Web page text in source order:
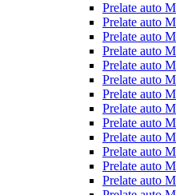
Prelate auto
Prelate auto
Prelate auto
Prelate auto
Prelate auto
Prelate auto
Prelate auto
Prelate auto
Prelate auto
Prelate auto
Prelate auto
Prelate auto
Prelate auto